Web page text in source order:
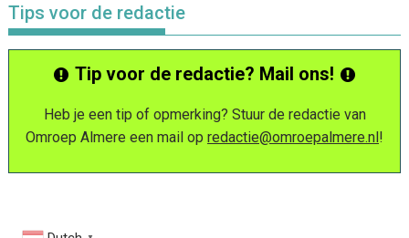
Tips voor de redactie
Tip voor de redactie? Mail ons!
Heb je een tip of opmerking? Stuur de redactie van
Omroep Almere een mail op redactie@omroepalmere.nl!